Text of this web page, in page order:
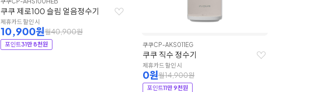
쿠쿠 제로100 슬림 얼음정수기
제휴카드 할인 시
10,900원월40,900원
포인트31만 8천원 쿠쿠CP-AKS011EG
쿠쿠 직수 정수기
제휴카드 할인 시
0원월14,900원
포인트11만 9천원